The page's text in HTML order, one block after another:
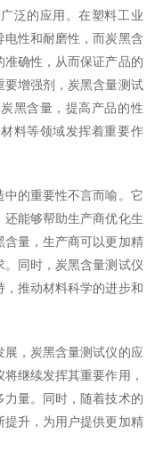
泛的应用。在塑料工业
性和耐磨性，而炭黑含
确性，从而保证产品的
要增强剂，炭黑含量测试
黑含量，提高产品的性
料等领域发挥着重要作
的重要性不言而喻。它
能够帮助生产商优化生
含量，生产商可以更加精
同时，炭黑含量测试仪
推动材料科学的进步和
，炭黑含量测试仪的应
继续发挥其重要作用，
量。同时，随着技术的
提升，为用户提供更加精